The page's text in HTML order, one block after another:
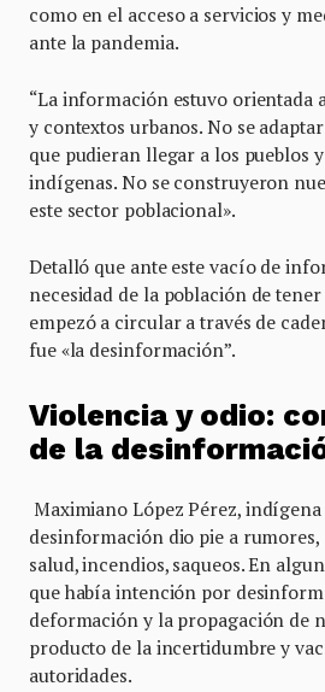
como en el acceso a servicios y
ante la pandemia.
“La información estuvo orientada
y contextos urbanos. No se
que pudieran llegar a los pueblos
indígenas. No se construyeron
este sector poblacional».
Detalló que ante este vacío de
necesidad de la población de
empezó a circular a través de
fue «la desinformación”.
Violencia y odio:
de la
Maximiano López Pérez,
desinformación dio pie a rumores,
salud, incendios, saqueos. En
que había intención por
deformación y la propagación de
producto de la incertidumbre y
autoridades.